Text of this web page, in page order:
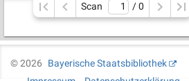
Scan / 0
©2026
Bayerische Staatsbibliothek